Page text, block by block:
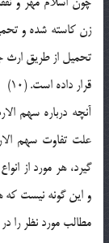
زن کاسته شده و
تحمیل از طریق ارث
قرار داده است. (10)
آنچه درباره سهم
علت تفاوت سهم
گیرد، هر مورد از
و این گونه نیست که
مطالب مورد نظر را